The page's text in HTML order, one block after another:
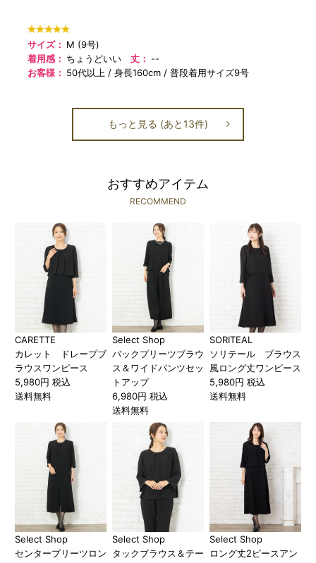
サイズ： M (9号)
着用感： ちょうどいい 丈： --
お客様： 50代以上 身長160cm 普段着用サイズ9号
もっと見る (あと13件)
おすすめアイテム
RECOMMEND
CARETTE
カレット ドレープブ
ラウスワンピース
5,980円 税込
送料無料
Select Shop
バックプリーツブラウ
ス＆ワイドパンツセッ
トアップ
6,980円 税込
送料無料
SORITEAL
ソリテール ブラウス
風ロング丈ワンピース
5,980円 税込
送料無料
Select Shop
センタープリーツロン
Select Shop
タックブラウス＆テー
Select Shop
ロング丈2ピースアン